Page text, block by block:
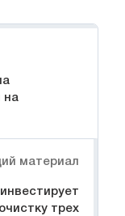
на
материал
трех